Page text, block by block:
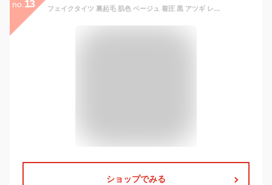
no. 13 フェイクタイツ 裏起毛 肌色 ベージュ 着圧 黒 アツギ レディース 透け タイツ 極厚 厚手 引締め 1200D 1200デニール 裏ボア あたたかい 暖かい ふかふか フカフカ まるで毛布 着圧 透け感 防寒 保温 ストレッチ 送料無料 ポイント消化
ショップでみる